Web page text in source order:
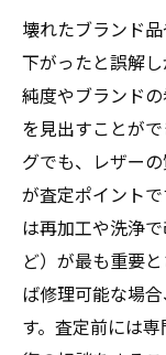
資産に変わ
壊れてい
なお手入れ
無駄にしな
ビス活用の
壊れたブランド
下がったと誤解
純度やブランド
を見出すことが
グでも、レザー
が査定ポイント
は再加工や洗浄
ど）が最も重要
ば修理可能な場
す。査定前には